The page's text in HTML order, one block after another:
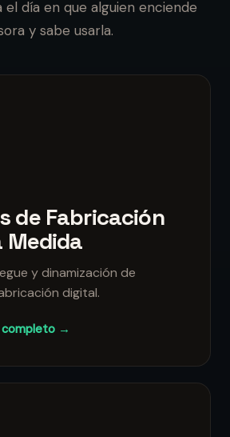
el día en que alguien enciende
y sabe usarla.
de Fabricación
Medida
y dinamización de
digital.
completo →